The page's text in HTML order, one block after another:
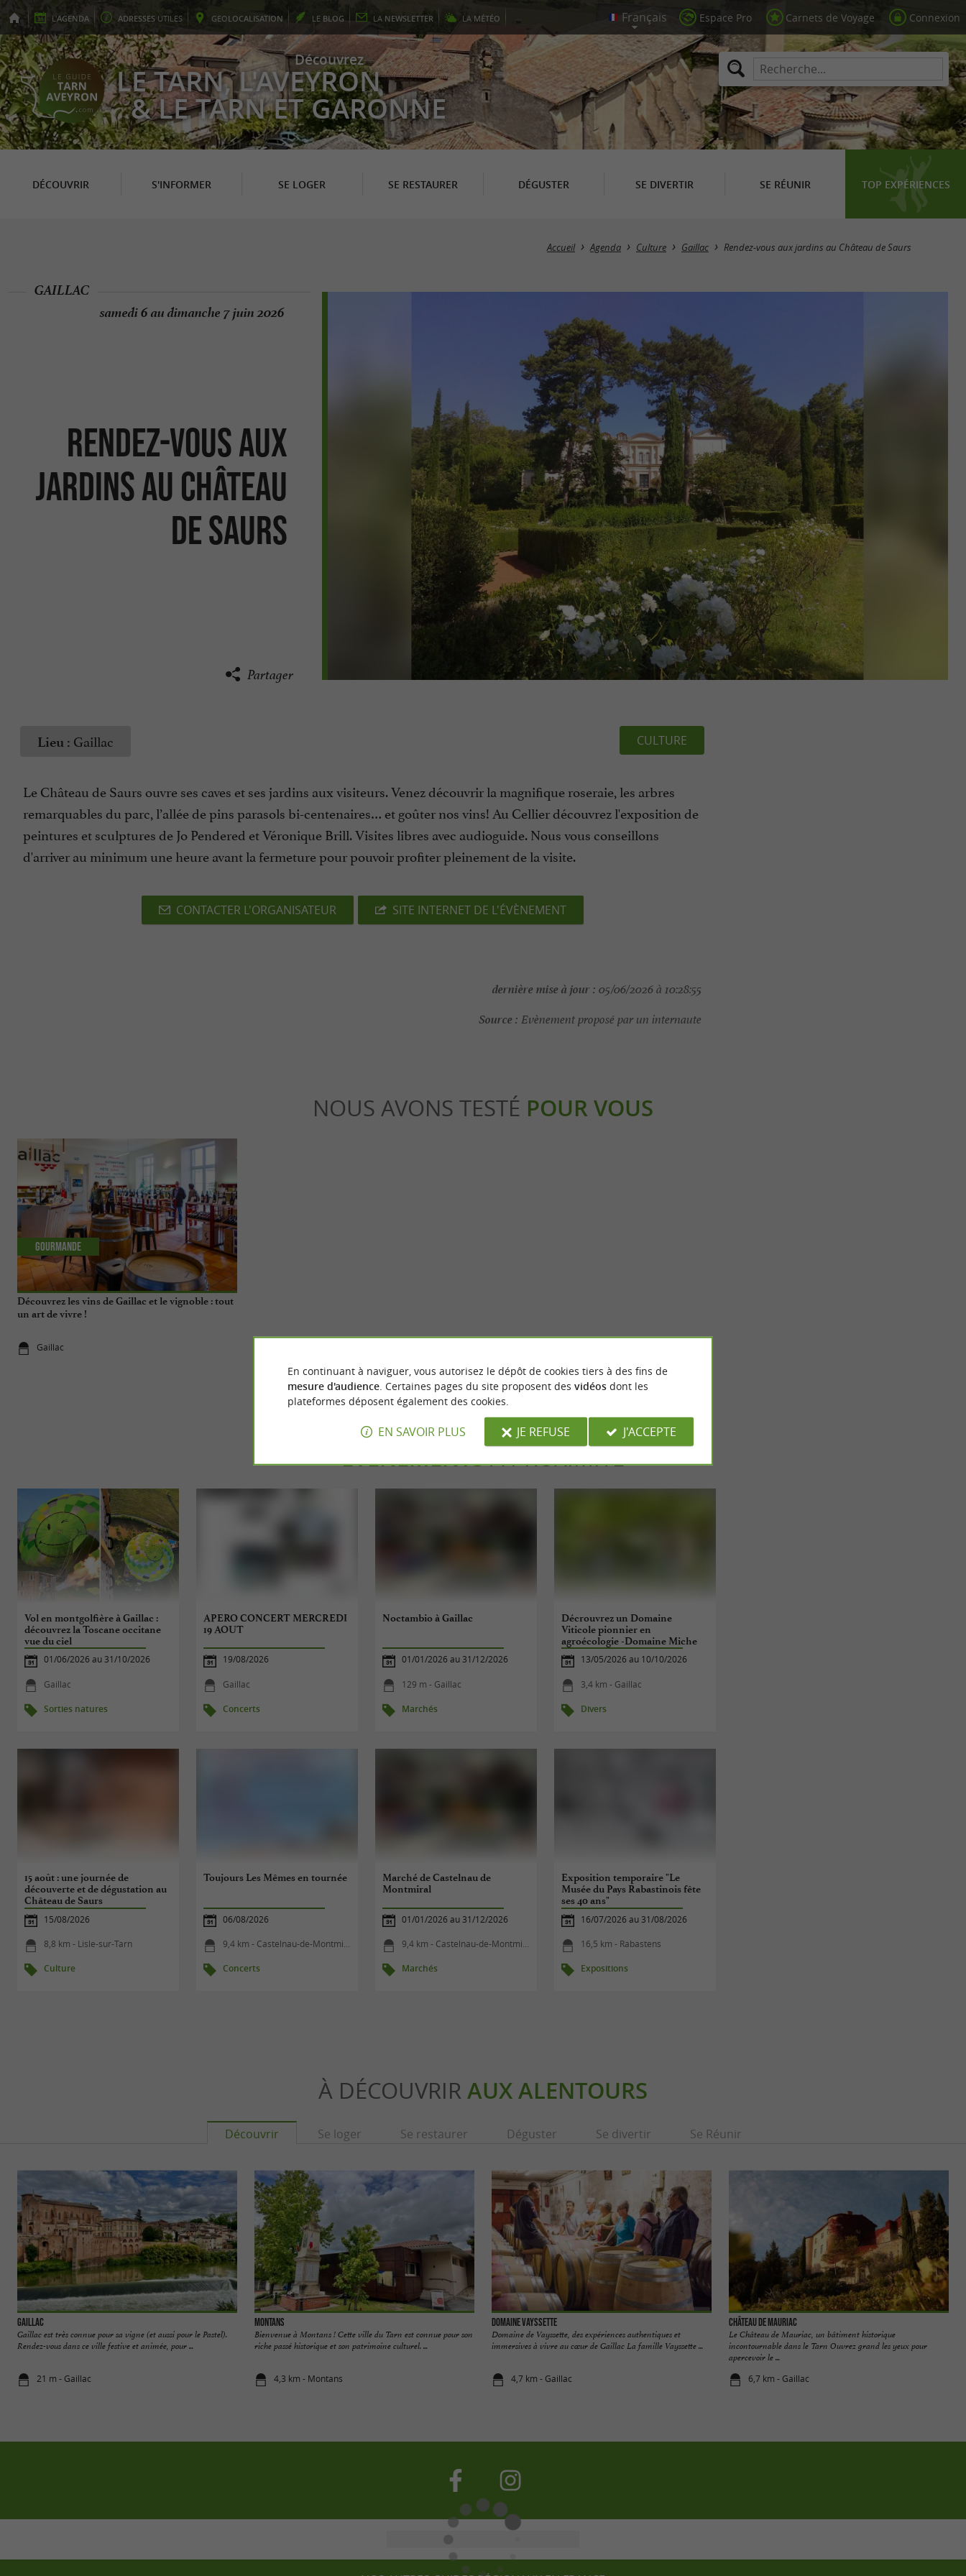
L'AGENDA ADRESSES UTILES GEOLOCALISATION LE BLOG LA NEWSLETTER LA MÉTÉO Espace Pro Carnets de Voyage Connexion
Découvrez
LE TARN, L'AVEYRON
& LE TARN ET GARONNE
DÉCOUVRIR S'INFORMER SE LOGER SE RESTAURER DÉGUSTER SE DIVERTIR SE RÉUNIR TOP EXPÉRIENCES
Accueil Agenda Culture Gaillac Rendez-vous aux jardins au Château de Saurs
Rendez-vous aux
jardins au Château
de Saurs
GAILLAC
samedi 6 au dimanche 7 juin 2026
Partager
Lieu : Gaillac CULTURE
Le Château de Saurs ouvre ses caves et ses jardins aux visiteurs. Venez découvrir la magnifique roseraie, les arbres
remarquables du parc, l’allée de pins parasols bi-centenaires… et goûter nos vins! Au Cellier découvrez l'exposition de
peintures et sculptures de Jo Pendered et Véronique Brill. Visites libres avec audioguide. Nous vous conseillons
d'arriver au minimum une heure avant la fermeture pour pouvoir profiter pleinement de la visite.
CONTACTER L'ORGANISATEUR SITE INTERNET DE L'ÉVÈNEMENT
dernière mise à jour : 05/06/2026 à 10:28:55
Source : Evènement proposé par un internaute
NOUS AVONS TESTÉ POUR VOUS
Découvrez les vins de Gaillac et le vignoble : tout
un art de vivre !
Gaillac
Gourmande
ÉVÈNEMENTSÀ PROXIMITÉ
Vol en montgolfière à Gaillac :
découvrez la Toscane occitane
vue du ciel
01/06/2026 au 31/10/2026
Gaillac
Sorties natures
APERO CONCERT MERCREDI
19 AOUT
19/08/2026
Gaillac
Concerts
Noctambio à Gaillac
01/01/2026 au 31/12/2026
129 m - Gaillac
Marchés
Décrouvrez un Domaine
Viticole pionnier en
agroécologie -Domaine Miche
Issaly
13/05/2026 au 10/10/2026
3,4 km - Gaillac
Divers
15 août : une journée de
découverte et de dégustation au
Château de Saurs
15/08/2026
8,8 km - Lisle-sur-Tarn
Culture
Toujours Les Mêmes en tournée
06/08/2026
9,4 km - Castelnau-de-Montmiral
Concerts
Marché de Castelnau de
Montmiral
01/01/2026 au 31/12/2026
9,4 km - Castelnau-de-Montmiral
Marchés
Exposition temporaire "Le
Musée du Pays Rabastinois fête
ses 40 ans"
16/07/2026 au 31/08/2026
16,5 km - Rabastens
Expositions
À DÉCOUVRIR AUX ALENTOURS
Découvrir Se loger Se restaurer Déguster Se divertir Se Réunir
Gaillac
Gaillac est très connue pour sa vigne (et aussi pour le Pastel).
Rendez-vous dans ce ville festive et animée, pour ...
21 m - Gaillac
Montans
Bienvenue à Montans ! Cette ville du Tarn est connue pour son
riche passé historique et son patrimoine culturel. ...
4,3 km - Montans
Domaine Vayssette
Domaine de Vayssette, des expériences authentiques et
immersives à vivre au cœur de Gaillac La famille Vayssette ...
4,7 km - Gaillac
Château de Mauriac
Le Château de Mauriac, un bâtiment historique
incontournable dans le Tarn Ouvrez grand les yeux pour
apercevoir le ...
6,7 km - Gaillac
En continuant à naviguer, vous autorisez le dépôt de cookies tiers à des fins de
mesure d'audience. Certaines pages du site proposent des vidéosdont les
plateformes déposent également des cookies.
EN SAVOIR PLUS JE REFUSE J'ACCEPTE